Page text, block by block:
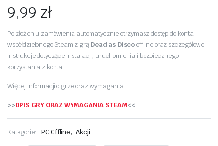
9,99 zł
Po złożeniu zamówienia automatycznie otrzymasz dostęp do konta
współdzielonego Steam z grą Dead as Discooffline oraz szczegółowe
instrukcje dotyczące instalacji, uruchomienia i bezpiecznego
korzystania z konta.
Więcej informacji o grze oraz wymagania
>>OPIS GRY ORAZ WYMAGANIA STEAM<<
Kategorie: PC Offline, Akcji